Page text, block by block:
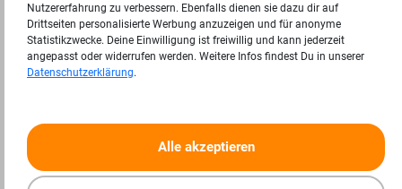
Nutzererfahrung zu verbessern. Ebenfalls dienen sie dazu dir auf
Drittseiten personalisierte Werbung anzuzeigen und für anonyme
Statistikzwecke. Deine Einwilligung ist freiwillig und kann jederzeit
angepasst oder widerrufen werden. Weitere Infos findest Du in unserer
Datenschutzerklärung.
Alle akzeptieren